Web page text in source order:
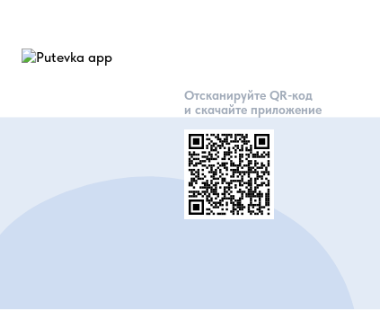
Отсканируйте QR-код
и скачайте приложение